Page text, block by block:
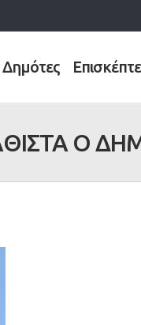
Δημότες
Ο